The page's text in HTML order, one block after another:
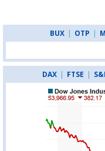
BUX | OTP |
DAX | FTSE |